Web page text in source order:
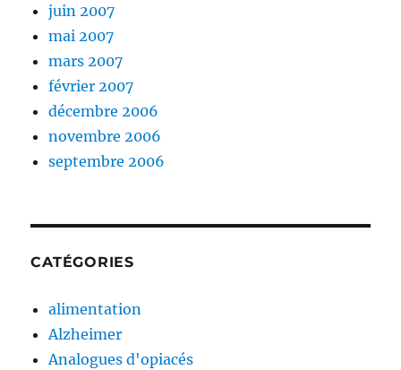
juin 2007
mai 2007
mars 2007
février 2007
décembre 2006
novembre 2006
septembre 2006
CATÉGORIES
alimentation
Alzheimer
Analogues d'opiacés